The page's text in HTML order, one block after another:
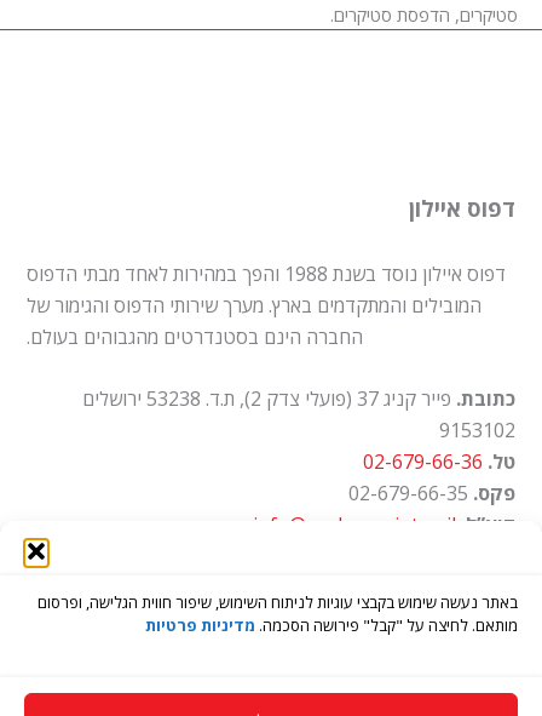
באתר נעשה שימוש בקבצי עוגיות לניתוח השימוש, שיפור חווית הגלישה, ופרסום
מותאם. לחיצה על "קבל" פירושה הסכמה. מדיניות פרטיות
סטיקרים, הדפסת סטיקרים.
דפוס איילון
דפוס איילון נוסד בשנת 1988 והפך במהירות לאחד מבתי הדפוס
המובילים והמתקדמים בארץ. מערך שירותי הדפוס והגימור של
החברה הינם בסטנדרטים מהגבוהים בעולם.
כתובת.
פייר קניג 37 (פועלי צדק 2), ת.ד. 53238 ירושלים
9153102
טל. 02-679-66-36
פקס.
דוא”ל. info@ayalon-print.co.il